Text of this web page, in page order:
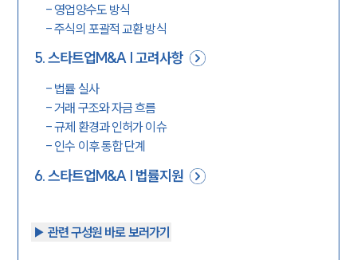
-영업양수도 방식
-주식의 포괄적 교환 방식
5.스타트업M&A | 고려사항
- 법률 실사
-거래 구조와 자금 흐름
-규제 환경과 인허가 이슈
- 인수 이후 통합 단계
6.스타트업M&A | 법률지원
▶︎ 관련 구성원 바로 보러가기